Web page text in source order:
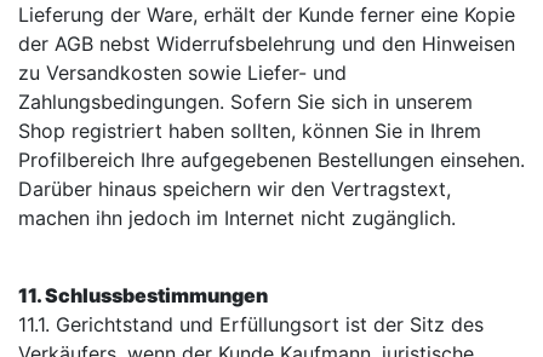
Lieferung der Ware, erhält der Kunde ferner eine Kopie
der AGB nebst Widerrufsbelehrung und den Hinweisen
zu Versandkosten sowie Liefer- und
Zahlungsbedingungen. Sofern Sie sich in unserem
Shop registriert haben sollten, können Sie in Ihrem
Profilbereich Ihre aufgegebenen Bestellungen einsehen.
Darüber hinaus speichern wir den Vertragstext,
machen ihn jedoch im Internet nicht zugänglich.
11. Schlussbestimmungen
11.1. Gerichtstand und Erfüllungsort ist der Sitz des